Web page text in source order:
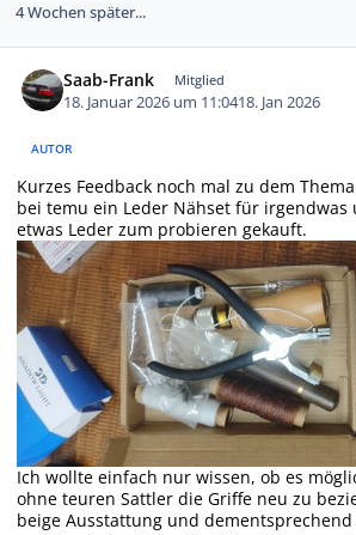
4 Wochen später...
Saab-Frank Mitglied
18. Januar 2026 um 11:0418. Jan 2026
AUTOR
Kurzes Feedback noch mal zu dem
bei temu ein Leder Nähset für irgendwas
etwas Leder zum probieren gekauft.
Ich wollte einfach nur wissen, ob es
ohne teuren Sattler die Griffe neu zu
beige Ausstattung und